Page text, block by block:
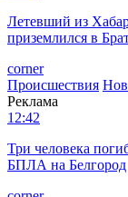
Летевший из
приземлился в
corner
Происшествия
Реклама
12:42
Три человека
БПЛА на Белгород